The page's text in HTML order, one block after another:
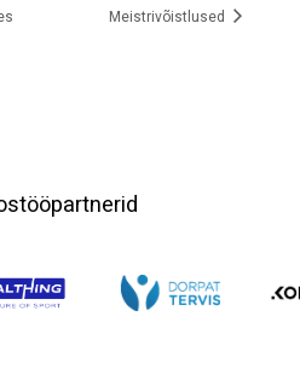
Meistrivõistlused